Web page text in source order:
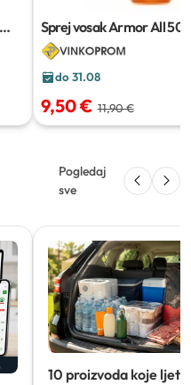
Sprej vosak Armor All
do 31.08
9,50 € 11,90 €
Pogledaj
sve
10 proizvoda koje ljeti